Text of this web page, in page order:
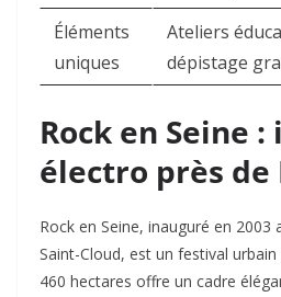
Éléments
uniques
Ateliers
dépistage
Rock en Seine
électro près de
Rock en Seine, inauguré en
Saint-Cloud, est un festival
460 hectares offre un cadre